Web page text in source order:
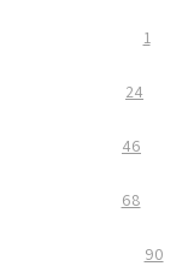
1
24
46
68
90